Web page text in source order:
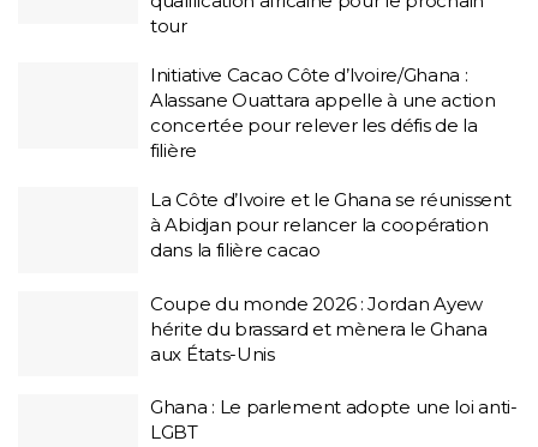
tour
Initiative Cacao Côte d’Ivoire/Ghana :
Alassane Ouattara appelle à une action
concertée pour relever les défis de la
filière
La Côte d’Ivoire et le Ghana se réunissent
à Abidjan pour relancer la coopération
dans la filière cacao
Coupe du monde 2026 : Jordan Ayew
hérite du brassard et mènera le Ghana
aux États-Unis
Ghana : Le parlement adopte une loi anti-
LGBT